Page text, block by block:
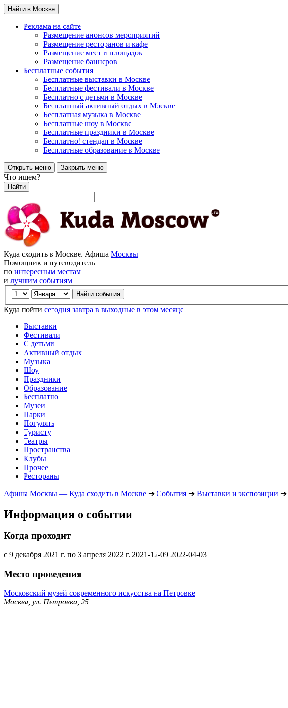
Найти в Москве
Реклама на сайте
Размещение анонсов мероприятий
Размещение ресторанов и кафе
Размещение мест и площадок
Размещение баннеров
Бесплатные события
Бесплатные выставки в Москве
Бесплатные фестивали в Москве
Бесплатно с детьми в Москве
Бесплатный активный отдых в Москве
Бесплатная музыка в Москве
Бесплатные шоу в Москве
Бесплатные праздники в Москве
Бесплатно! стендап в Москве
Бесплатные образование в Москве
Открыть меню Закрыть меню
Что ищем?
Найти
Куда сходить в Москве. Афиша Москвы
Помощник и путеводитель
по интересным местам
и лучшим событиям
Куда пойти сегодня завтра в выходные в этом месяце
Выставки
Фестивали
С детьми
Активный отдых
Музыка
Шоу
Праздники
Образование
Бесплатно
Музеи
Парки
Погулять
Туристу
Театры
Пространства
Клубы
Прочее
Рестораны
Афиша Москвы — Куда сходить в Москве ➔ События ➔ Выставки и экспозиции ➔
Информация о событии
Когда проходит
с 9 декабря 2021 г. по 3 апреля 2022 г. 2021-12-09 2022-04-03
Место проведения
Московский музей современного искусства на Петровке
Москва, ул. Петровка, 25